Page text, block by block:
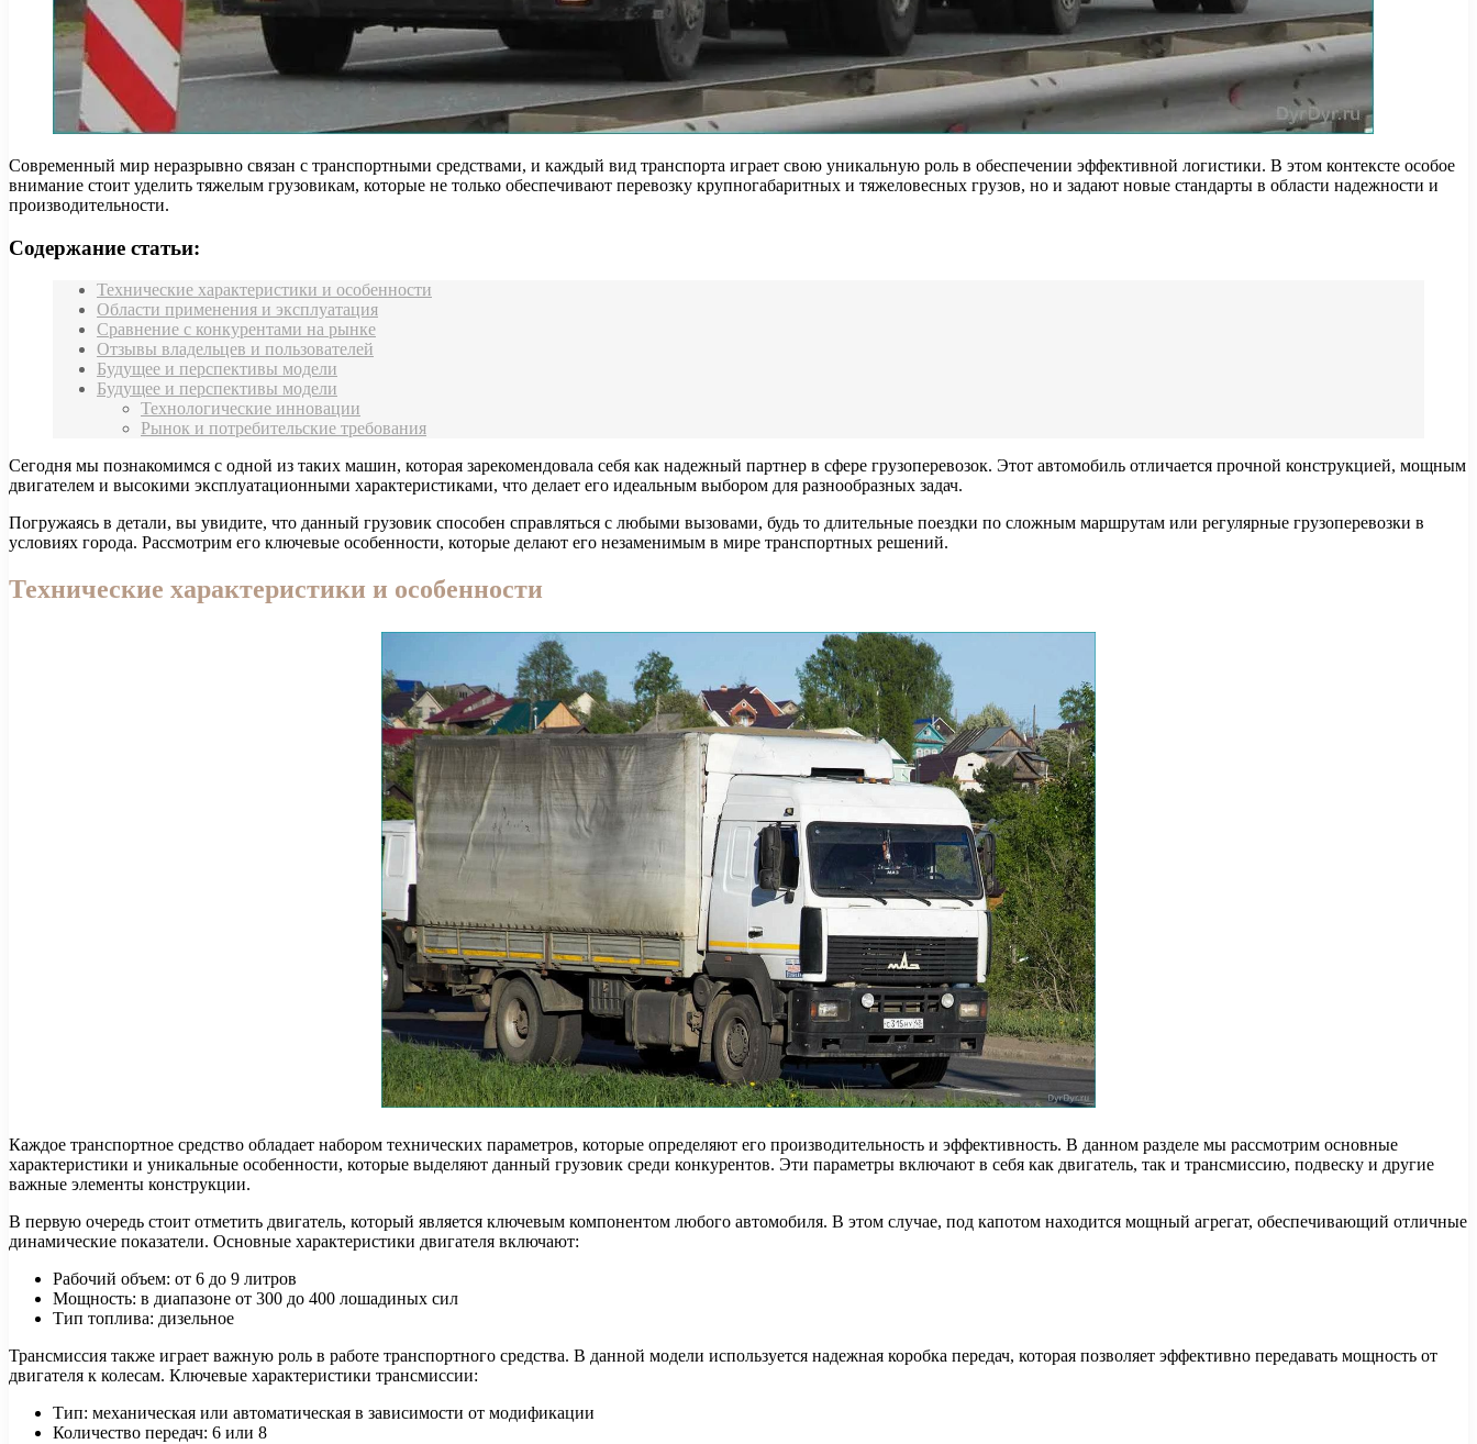
Современный мир неразрывно связан с транспортными средствами, и каждый вид транспорта играет свою уникальную роль в обеспечении эффективной логистики. В этом контексте особое
внимание стоит уделить тяжелым грузовикам, которые не только обеспечивают перевозку крупногабаритных и тяжеловесных грузов, но и задают новые стандарты в области надежности и
производительности.
Содержание статьи:
Технические характеристики и особенности
Области применения и эксплуатация
Сравнение с конкурентами на рынке
Отзывы владельцев и пользователей
Будущее и перспективы модели
Будущее и перспективы модели
Технологические инновации
Рынок и потребительские требования
Сегодня мы познакомимся с одной из таких машин, которая зарекомендовала себя как надежный партнер в сфере грузоперевозок. Этот автомобиль отличается прочной конструкцией, мощным
двигателем и высокими эксплуатационными характеристиками, что делает его идеальным выбором для разнообразных задач.
Погружаясь в детали, вы увидите, что данный грузовик способен справляться с любыми вызовами, будь то длительные поездки по сложным маршрутам или регулярные грузоперевозки в
условиях города. Рассмотрим его ключевые особенности, которые делают его незаменимым в мире транспортных решений.
Технические характеристики и особенности
Каждое транспортное средство обладает набором технических параметров, которые определяют его производительность и эффективность. В данном разделе мы рассмотрим основные
характеристики и уникальные особенности, которые выделяют данный грузовик среди конкурентов. Эти параметры включают в себя как двигатель, так и трансмиссию, подвеску и другие
важные элементы конструкции.
В первую очередь стоит отметить двигатель, который является ключевым компонентом любого автомобиля. В этом случае, под капотом находится мощный агрегат, обеспечивающий отличные
динамические показатели. Основные характеристики двигателя включают:
Рабочий объем: от 6 до 9 литров
Мощность: в диапазоне от 300 до 400 лошадиных сил
Тип топлива: дизельное
Трансмиссия также играет важную роль в работе транспортного средства. В данной модели используется надежная коробка передач, которая позволяет эффективно передавать мощность от
двигателя к колесам. Ключевые характеристики трансмиссии:
Тип: механическая или автоматическая в зависимости от модификации
Количество передач: 6 или 8